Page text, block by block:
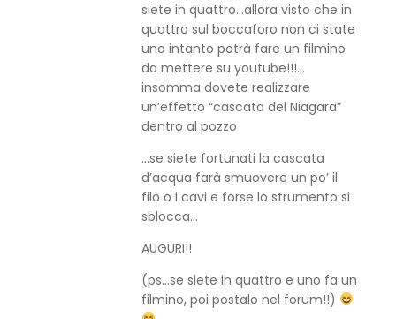
siete in quattro…allora visto che in
quattro sul boccaforo non ci state
uno intanto potrà fare un filmino
da mettere su youtube!!!…
insomma dovete realizzare
un’effetto “cascata del Niagara”
dentro al pozzo
…se siete fortunati la cascata
d’acqua farà smuovere un po’ il
filo o i cavi e forse lo strumento si
sblocca…
AUGURI!!
(ps…se siete in quattro e uno fa un
filmino, poi postalo nel forum!!)